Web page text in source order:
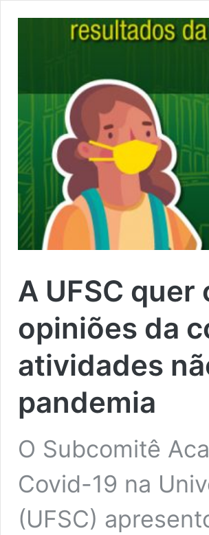
A UFSC
opiniões da
atividades
pandemia
O Subcomitê
Covid-19 na
(UFSC)